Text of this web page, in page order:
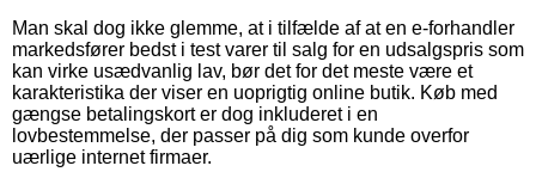
Man skal dog ikke glemme, at i tilfælde af at en e-forhandler
markedsfører bedst i test varer til salg for en udsalgspris som
kan virke usædvanlig lav, bør det for det meste være et
karakteristika der viser en uoprigtig online butik. Køb med
gængse betalingskort er dog inkluderet i en
lovbestemmelse, der passer på dig som kunde overfor
uærlige internet firmaer.